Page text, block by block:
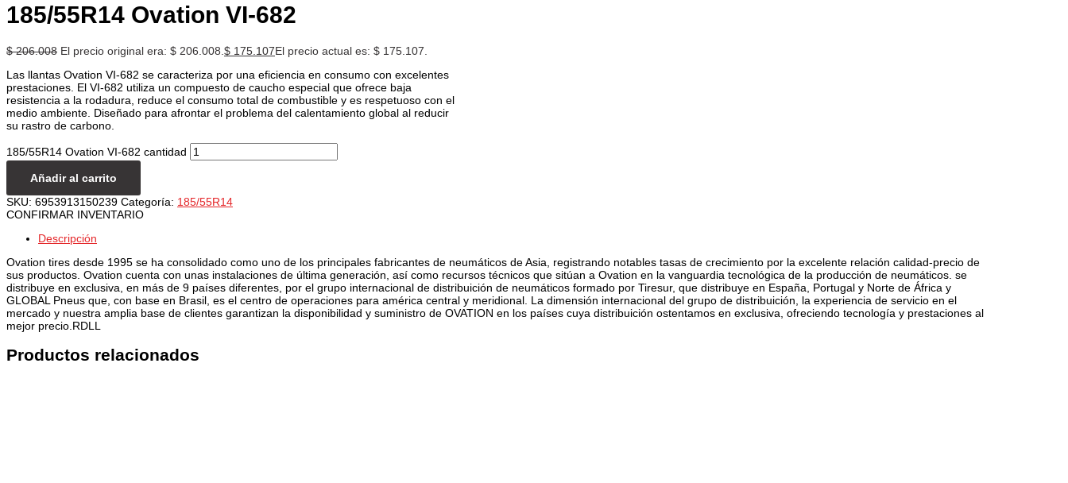
185/55R14 Ovation VI-682
$206.008 El precio original era: $ 206.008. $ 175.107El precio actual es: $ 175.107.
Las llantas Ovation VI-682 se caracteriza por una eficiencia en consumo con excelentes
prestaciones. El VI-682 utiliza un compuesto de caucho especial que ofrece baja
resistencia a la rodadura, reduce el consumo total de combustible y es respetuoso con el
medio ambiente. Diseñado para afrontar el problema del calentamiento global al reducir
su rastro de carbono.
185/55R14 Ovation VI-682 cantidad
Añadir al carrito
SKU: 6953913150239 Categoría: 185/55R14
CONFIRMAR INVENTARIO
Descripción
Ovation tires desde 1995 se ha consolidado como uno de los principales fabricantes de neumáticos de Asia, registrando notables tasas de crecimiento por la excelente relación calidad-precio de
sus productos. Ovation cuenta con unas instalaciones de última generación, así como recursos técnicos que sitúan a Ovation en la vanguardia tecnológica de la producción de neumáticos. se
distribuye en exclusiva, en más de 9 países diferentes, por el grupo internacional de distribuición de neumáticos formado por Tiresur, que distribuye en España, Portugal y Norte de África y
GLOBAL Pneus que, con base en Brasil, es el centro de operaciones para américa central y meridional. La dimensión internacional del grupo de distribuición, la experiencia de servicio en el
mercado y nuestra amplia base de clientes garantizan la disponibilidad y suministro de OVATION en los países cuya distribuición ostentamos en exclusiva, ofreciendo tecnología y prestaciones al
mejor precio.RDLL
Productos relacionados